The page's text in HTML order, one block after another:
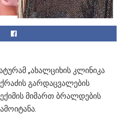
„ახალციხის კლინიკა
გარდაცვალების
ექიმის მიმართ ბრალდების